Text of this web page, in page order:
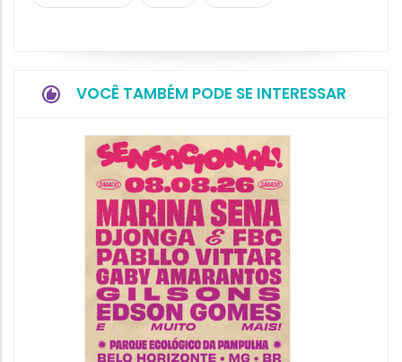
VOCÊ TAMBÉM PODE SE INTERESSAR